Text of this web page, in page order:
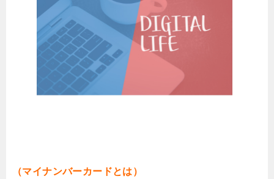
（マイナンバーカードとは）